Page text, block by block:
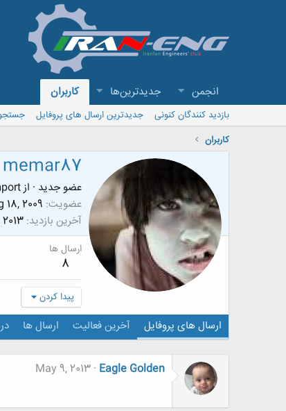
انجمن جدیدترین‌ها کاربران
بازدید کنندگان کنونی جدیدترین ارسال های پروفایل
کاربران
memar87
عضو جدید · از
عضویت 18, 2009
آخرین بازدید
ارسال ها
8
پیدا کردن
ارسال های پروفایل آخرین فعالیت ارسال ها
Eagle Golden
May 9, 2013